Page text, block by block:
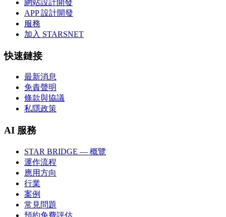
網站設計開發
APP 設計開發
服務
加入 STARSNET
快速鏈接
最新消息
免責聲明
條款與協議
私隱政策
AI 服務
STAR BRIDGE — 概覽
運作流程
應用方向
行業
案例
常見問題
預約免費評估